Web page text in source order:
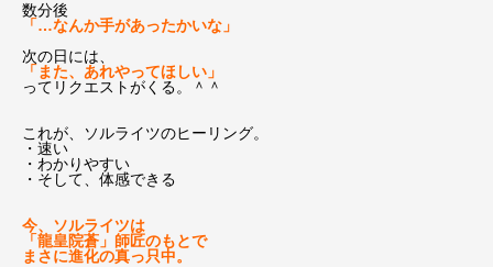
数分後
「…なんか手があったかいな」
次の日には、
「また、あれやってほしい」
ってリクエストがくる。＾＾
これが、ソルライツのヒーリング。
・速い
・わかりやすい
・そして、体感できる
今、ソルライツは
「龍皇院蒼」師匠のもとで
まさに進化の真っ只中。